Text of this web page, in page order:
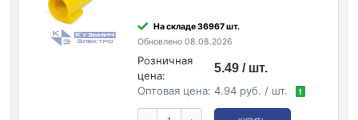
На складе 36967 шт.
Обновлено 08.08.2026
Розничная
цена:
5.49 / шт.
Оптовая цена: 4.94 руб. / шт. !